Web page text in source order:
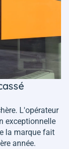
L'opérateur
exceptionnelle
la marque fait
année.